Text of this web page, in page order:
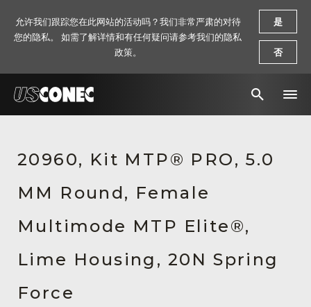
解决方案
产品
资源
关于我们
20960, Kit MTP® PRO, 5.0
MM Round, Female
Multimode MTP Elite®,
Lime Housing, 20N Spring
Force
允许我们跟踪您在此网站的活动吗？我们非常严肃的对待
您的隐私。 如需了解详情和有任何疑问请参考我们的隐私
政策。
是
否